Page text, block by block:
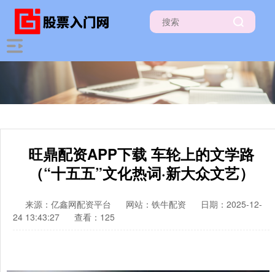
旺鼎配资APP下载 车轮上的文学路
（“十五五”文化热词·新大众文艺）
来源：亿鑫网配资平台 网站：铁牛配资
日期：2025-12-
24 13:43:27
查看：125